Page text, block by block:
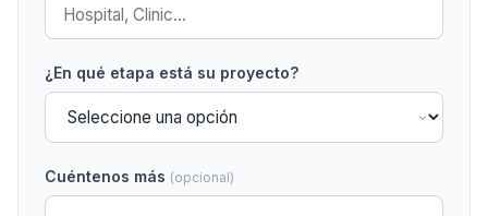
¿En qué etapa está su proyecto?
Cuéntenos más (opcional)